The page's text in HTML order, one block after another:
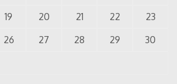
19 20 21 22
23
26 27 28 29
30